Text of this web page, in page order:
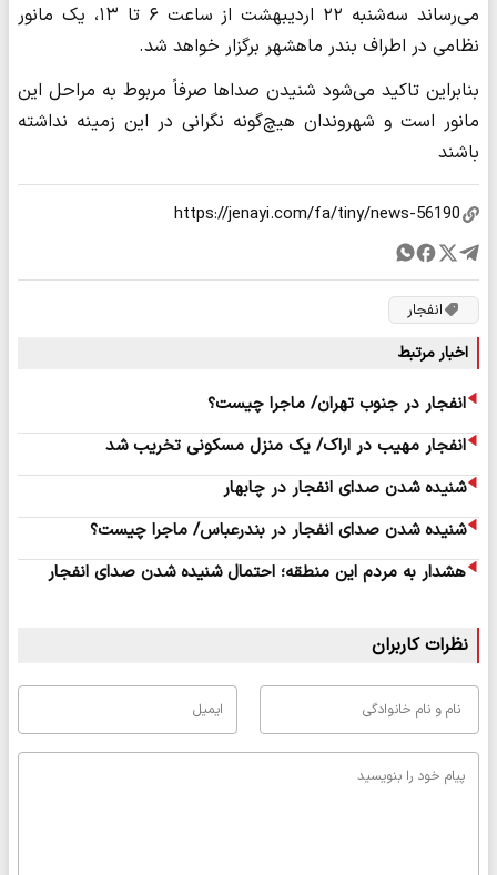
می‌رساند سه‌شنبه ۲۲ اردیبهشت از ساعت ۶ تا ۱۳، یک مانور
نظامی در اطراف بندر ماهشهر برگزار خواهد شد.
بنابراین تاکید می‌شود شنیدن صداها صرفاً مربوط به مراحل این
مانور است و شهروندان هیچ‌گونه نگرانی در این زمینه نداشته
باشند
انفجار
اخبار مرتبط
انفجار در جنوب تهران/ ماجرا چیست؟
انفجار مهیب در اراک/ یک منزل مسکونی تخریب شد
شنیده شدن صدای انفجار در چابهار
شنیده شدن صدای انفجار در بندرعباس/ ماجرا چیست؟
هشدار به مردم این منطقه؛ احتمال شنیده شدن صدای انفجار
نظرات کاربران